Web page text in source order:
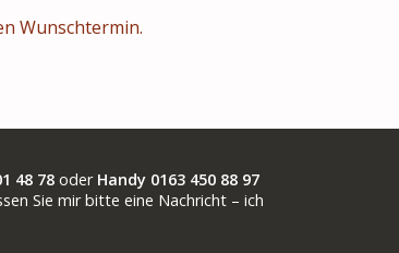
Wunschtermin.
48 78 oder Handy 0163 450 88 97
Sie mir bitte eine Nachricht – ich